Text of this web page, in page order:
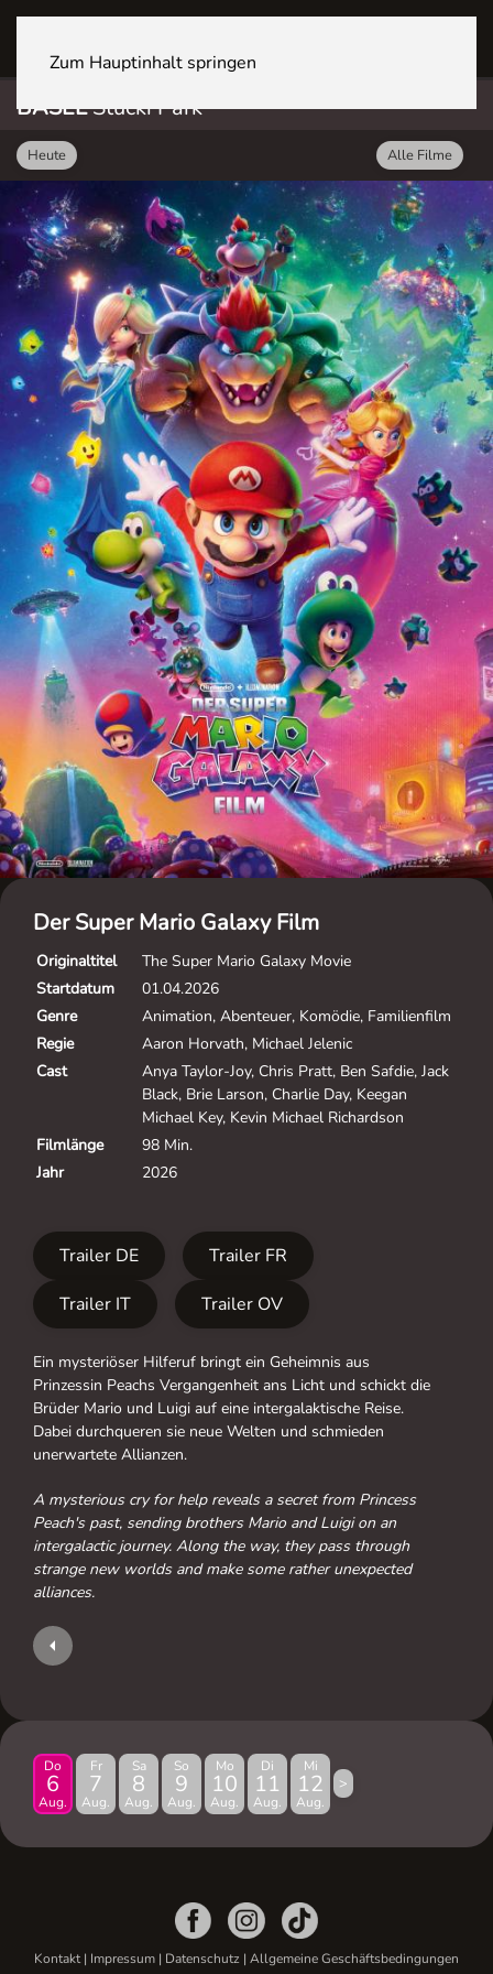
Zum Hauptinhalt springen
BASELStücki Park
Heute Alle Filme
Der Super Mario Galaxy Film
Originaltitel
The Super Mario Galaxy Movie
Startdatum
01.04.2026
Genre
Animation, Abenteuer, Komödie, Familienfilm
Regie
Aaron Horvath, Michael Jelenic
Cast
Anya Taylor-Joy, Chris Pratt, Ben Safdie, Jack
Black, Brie Larson, Charlie Day, Keegan
Michael Key, Kevin Michael Richardson
Filmlänge
98 Min.
Jahr
2026
Trailer DE
Trailer FR
Trailer IT
Trailer OV
Ein mysteriöser Hilferuf bringt ein Geheimnis aus
Prinzessin Peachs Vergangenheit ans Licht und schickt die
Brüder Mario und Luigi auf eine intergalaktische Reise.
Dabei durchqueren sie neue Welten und schmieden
unerwartete Allianzen.
A mysterious cry for help reveals a secret from Princess
Peach's past, sending brothers Mario and Luigi on an
intergalactic journey. Along the way, they pass through
strange new worlds and make some rather unexpected
alliances.
Do
6
Aug.
Fr
7
Aug.
Sa
8
Aug.
So
9
Aug.
Mo
10
Aug.
Di
11
Aug.
Mi
12
Aug.
>
Kontakt| Impressum | Datenschutz | Allgemeine Geschäftsbedingungen